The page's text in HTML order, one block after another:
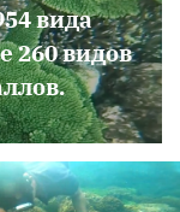
вида
260 видов